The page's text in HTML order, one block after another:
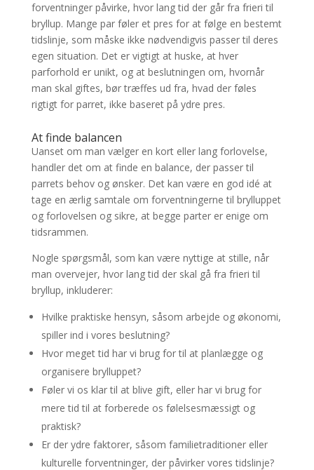
forventninger påvirke, hvor lang tid der går fra frieri til
bryllup. Mange par føler et pres for at følge en bestemt
tidslinje, som måske ikke nødvendigvis passer til deres
egen situation. Det er vigtigt at huske, at hver
parforhold er unikt, og at beslutningen om, hvornår
man skal giftes, bør træffes ud fra, hvad der føles
rigtigt for parret, ikke baseret på ydre pres.
At finde balancen
Uanset om man vælger en kort eller lang forlovelse,
handler det om at finde en balance, der passer til
parrets behov og ønsker. Det kan være en god idé at
tage en ærlig samtale om forventningerne til brylluppet
og forlovelsen og sikre, at begge parter er enige om
tidsrammen.
Nogle spørgsmål, som kan være nyttige at stille, når
man overvejer, hvor lang tid der skal gå fra frieri til
bryllup, inkluderer:
Hvilke praktiske hensyn, såsom arbejde og økonomi,
spiller ind i vores beslutning?
Hvor meget tid har vi brug for til at planlægge og
organisere brylluppet?
Føler vi os klar til at blive gift, eller har vi brug for
mere tid til at forberede os følelsesmæssigt og
praktisk?
Er der ydre faktorer, såsom familietraditioner eller
kulturelle forventninger, der påvirker vores tidslinje?